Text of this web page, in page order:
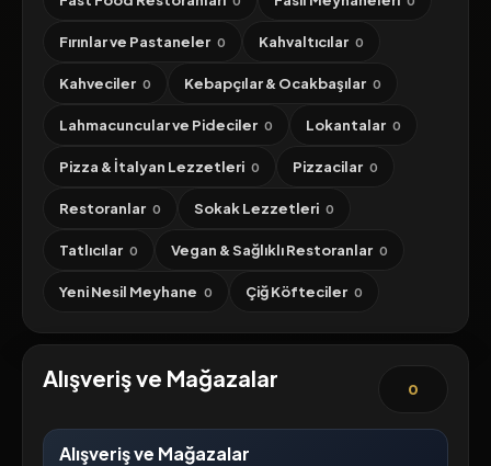
Fırınlar ve Pastaneler 0 Kahvaltıcılar 0
Kahveciler 0 Kebapçılar & Ocakbaşılar 0
Lahmacuncular ve Pideciler 0 Lokantalar 0
Pizza & İtalyan Lezzetleri 0 Pizzacilar 0
Restoranlar 0 Sokak Lezzetleri 0
Tatlıcılar 0 Vegan & Sağlıklı Restoranlar 0
Yeni Nesil Meyhane 0 Çiğ Köfteciler 0
Alışveriş ve Mağazalar 0
Alışveriş ve Mağazalar